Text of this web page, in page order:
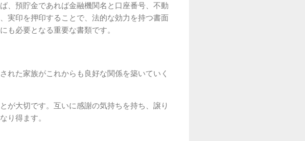
、預貯金であれば金融機関名と口座番号、不動
実印を押印することで、法的な効力を持つ書面
も必要となる重要な書類です。
れた家族がこれからも良好な関係を築いていく
が大切です。互いに感謝の気持ちを持ち、譲り
り得ます。